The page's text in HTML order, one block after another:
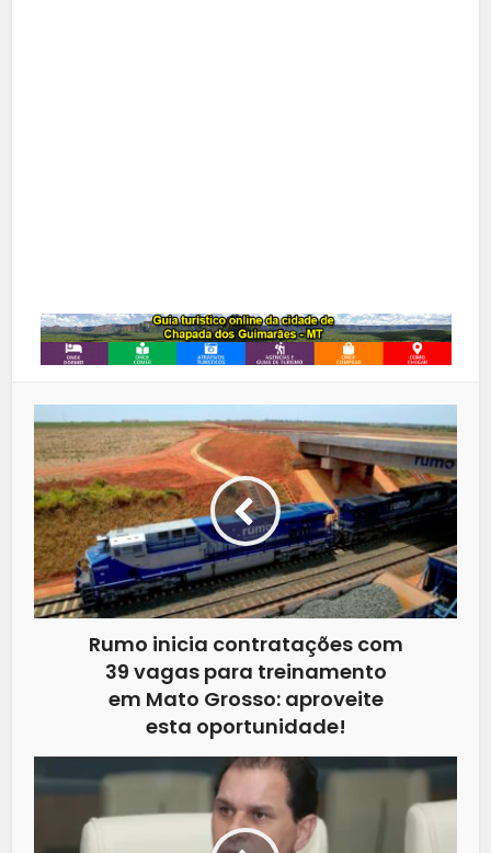
Rumo inicia contratações com
39 vagas para treinamento
em Mato Grosso: aproveite
esta oportunidade!